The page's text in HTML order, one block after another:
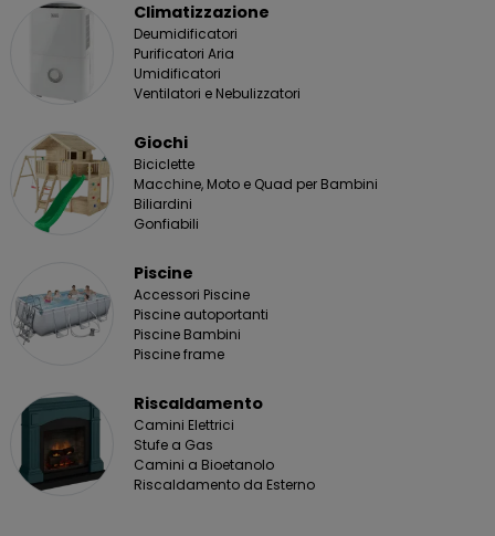
Climatizzazione
Deumidificatori
Purificatori Aria
Umidificatori
Ventilatori e Nebulizzatori
Giochi
Biciclette
Macchine, Moto e Quad per Bambini
Biliardini
Gonfiabili
Piscine
Accessori Piscine
Piscine autoportanti
Piscine Bambini
Piscine frame
Riscaldamento
Camini Elettrici
Stufe a Gas
Camini a Bioetanolo
Riscaldamento da Esterno